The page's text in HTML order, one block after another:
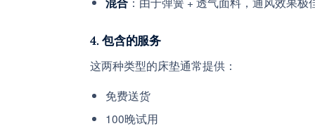
4. 包含的服务
这两种类型的床垫通常提供：
免费送货
100晚试用